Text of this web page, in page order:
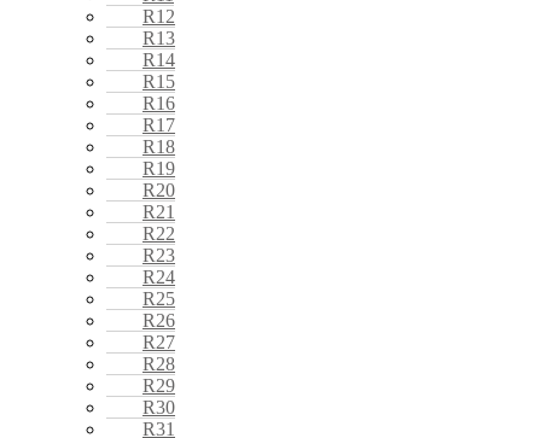
R12
R13
R14
R15
R16
R17
R18
R19
R20
R21
R22
R23
R24
R25
R26
R27
R28
R29
R30
R31